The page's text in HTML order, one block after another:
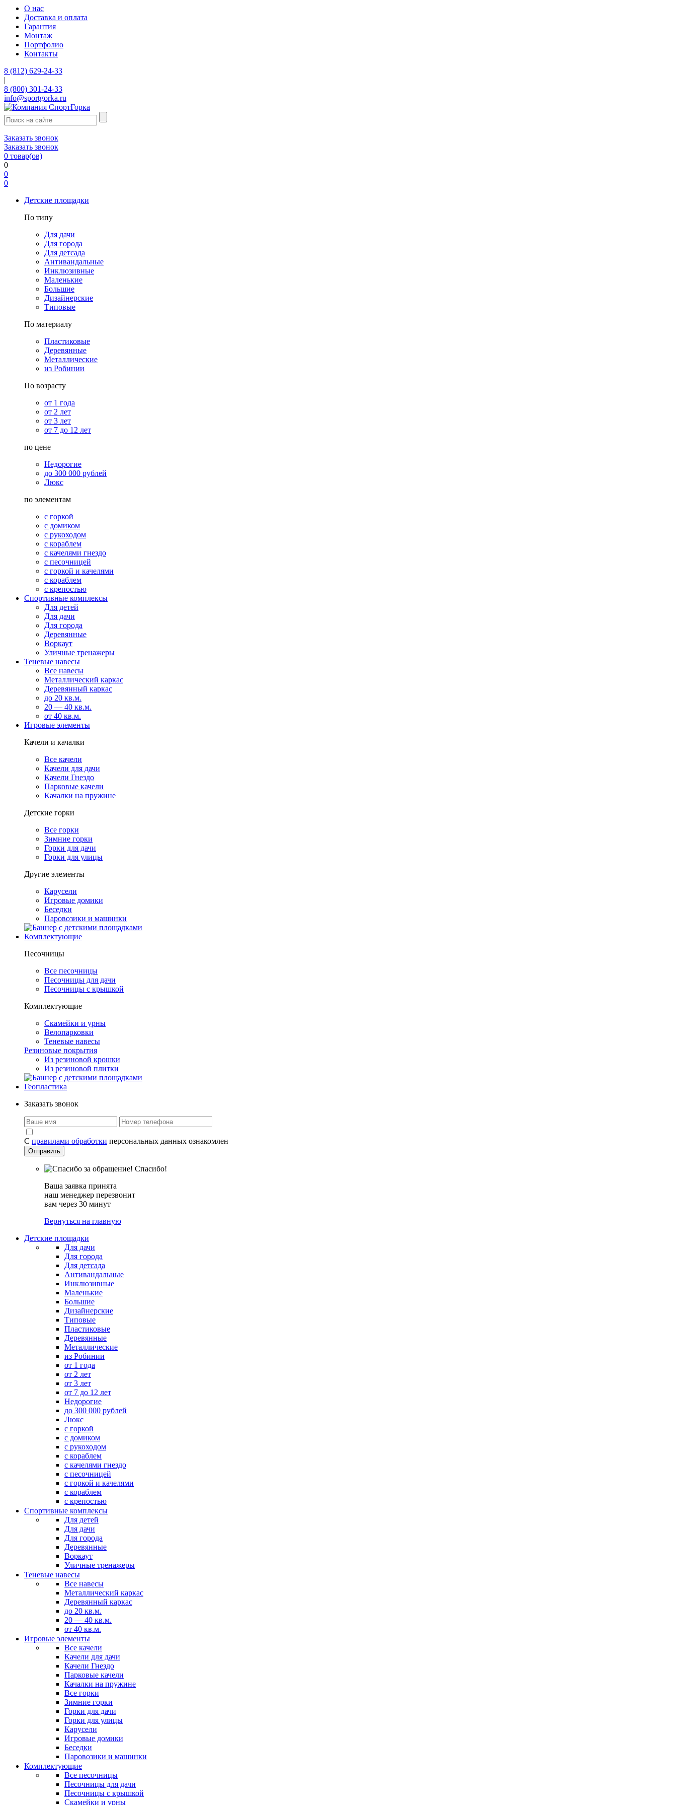
О нас
Доставка и оплата
Гарантия
Монтаж
Портфолио
Контакты
8 (812) 629-24-33
|
8 (800) 301-24-33
info@sportgorka.ru
Заказать звонок
Заказать звонок
0 товар(ов)
0
0
0
Детские площадки
По типу
Для дачи
Для города
Для детсада
Антивандальные
Инклюзивные
Маленькие
Большие
Дизайнерские
Типовые
По материалу
Пластиковые
Деревянные
Металлические
из Робинии
По возрасту
от 1 года
от 2 лет
от 3 лет
от 7 до 12 лет
по цене
Недорогие
до 300 000 рублей
Люкс
по элементам
с горкой
с домиком
с рукоходом
с кораблем
с качелями гнездо
с песочницей
с горкой и качелями
с кораблем
с крепостью
Спортивные комплексы
Для детей
Для дачи
Для города
Деревянные
Воркаут
Уличные тренажеры
Теневые навесы
Все навесы
Металлический каркас
Деревянный каркас
до 20 кв.м.
20 — 40 кв.м.
от 40 кв.м.
Игровые элементы
Качели и качалки
Все качели
Качели для дачи
Качели Гнездо
Парковые качели
Качалки на пружине
Детские горки
Все горки
Зимние горки
Горки для дачи
Горки для улицы
Другие элементы
Карусели
Игровые домики
Беседки
Паровозики и машинки
Комплектующие
Песочницы
Все песочницы
Песочницы для дачи
Песочницы с крышкой
Комплектующие
Скамейки и урны
Велопарковки
Теневые навесы
Резиновые покрытия
Из резиновой крошки
Из резиновой плитки
Геопластика
Заказать звонок
С правилами обработки персональных данных ознакомлен
Спасибо!
Ваша заявка принята
наш менеджер перезвонит
вам через 30 минут
Вернуться на главную
Детские площадки
Для дачи
Для города
Для детсада
Антивандальные
Инклюзивные
Маленькие
Большие
Дизайнерские
Типовые
Пластиковые
Деревянные
Металлические
из Робинии
от 1 года
от 2 лет
от 3 лет
от 7 до 12 лет
Недорогие
до 300 000 рублей
Люкс
с горкой
с домиком
с рукоходом
с кораблем
с качелями гнездо
с песочницей
с горкой и качелями
с кораблем
с крепостью
Спортивные комплексы
Для детей
Для дачи
Для города
Деревянные
Воркаут
Уличные тренажеры
Теневые навесы
Все навесы
Металлический каркас
Деревянный каркас
до 20 кв.м.
20 — 40 кв.м.
от 40 кв.м.
Игровые элементы
Все качели
Качели для дачи
Качели Гнездо
Парковые качели
Качалки на пружине
Все горки
Зимние горки
Горки для дачи
Горки для улицы
Карусели
Игровые домики
Беседки
Паровозики и машинки
Комплектующие
Все песочницы
Песочницы для дачи
Песочницы с крышкой
Скамейки и урны